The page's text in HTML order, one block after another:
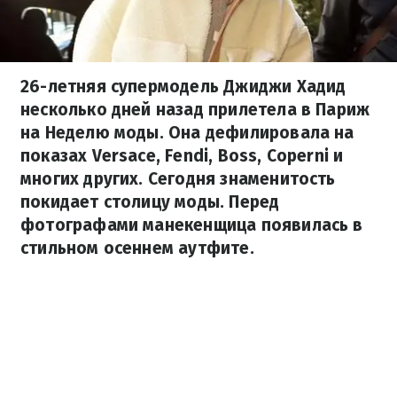
26-летняя супермодель Джиджи Хадид
несколько дней назад прилетела в Париж
на Неделю моды. Она дефилировала на
показах Versace, Fendi, Boss, Сoperni и
многих других. Сегодня знаменитость
покидает столицу моды. Перед
фотографами манекенщица появилась в
стильном осеннем аутфите.